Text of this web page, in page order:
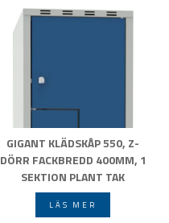
GIGANT KLÄDSKÅP 550, Z-
DÖRR FACKBREDD 400MM, 1
SEKTION PLANT TAK
LÄS MER